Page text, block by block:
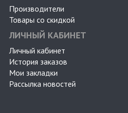
Производители
Товары со скидкой
ЛИЧНЫЙ КАБИНЕТ
Личный кабинет
История заказов
Мои закладки
Рассылка новостей